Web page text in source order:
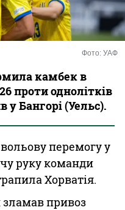
Фото: УАФ
камбек в
проти однолітків
у Бангорі (Уельс).
перемогу у
руку команди
Хорватія.
привоз